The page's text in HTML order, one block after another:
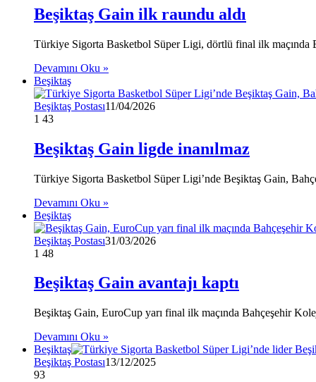
Beşiktaş Gain ilk raundu aldı
Türkiye Sigorta Basketbol Süper Ligi, dörtlü final ilk maçında
Devamını Oku »
Beşiktaş
Beşiktaş Postası11/04/2026
1 43
Beşiktaş Gain ligde inanılmaz
Türkiye Sigorta Basketbol Süper Ligi’nde Beşiktaş Gain,
Devamını Oku »
Beşiktaş
Beşiktaş Postası31/03/2026
1 48
Beşiktaş Gain avantajı kaptı
Beşiktaş Gain, EuroCup yarı final ilk maçında Bahçeşehir
Devamını Oku »
Beşiktaş
Beşiktaş Postası13/12/2025
93